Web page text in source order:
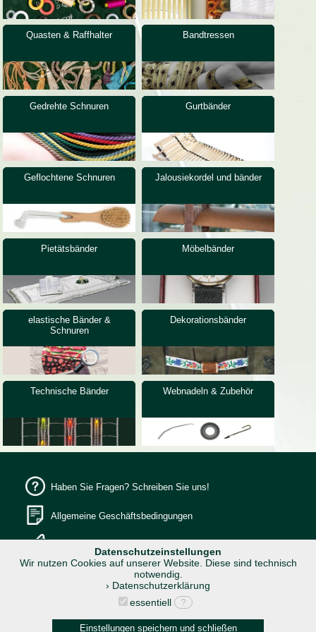
Datenschutzeinstellungen
Wir nutzen Cookies auf unserer Website. Diese sind technisch
notwendig.
› Datenschutzerklärung
essentiell ?
Einstellungen speichern und schließen
Quasten & Raffhalter Bandtressen
Gedrehte Schnuren Gurtbänder
Geflochtene Schnuren Jalousiekordel und ­bänder
Pietätsbänder Möbelbänder
elastische Bänder &
Schnuren
Dekorationsbänder
Technische Bänder Webnadeln & Zubehör
Haben Sie Fragen? Schreiben Sie uns!
Allgemeine Geschäftsbedingungen